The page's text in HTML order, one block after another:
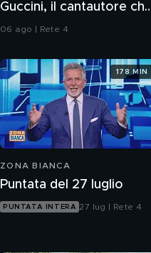
Guccini, il cantautore
ha raccontato l'Italia
06 ago | Rete 4
ZONA BIANCA
Puntata del 27 luglio
PUNTATA INTERA 27 lug | Rete 4
178 MIN